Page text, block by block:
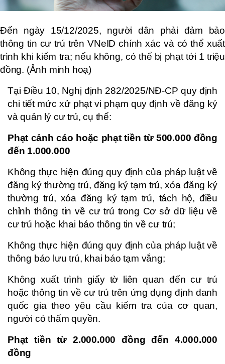
Đến ngày 15/12/2025, người dân phải đảm bảo
thông tin cư trú trên VNeID chính xác và có thể xuất
trình khi kiểm tra; nếu không, có thể bị phạt tới 1 triệu
đồng. (Ảnh minh hoạ)
Tại Điều 10, Nghị định 282/2025/NĐ-CP quy định
chi tiết mức xử phạt vi phạm quy định về đăng ký
và quản lý cư trú, cụ thể:
Phạt cảnh cáo hoặc phạt tiền từ 500.000 đồng
đến 1.000.000
Không thực hiện đúng quy định của pháp luật về
đăng ký thường trú, đăng ký tạm trú, xóa đăng ký
thường trú, xóa đăng ký tạm trú, tách hộ, điều
chỉnh thông tin về cư trú trong Cơ sở dữ liệu về
cư trú hoặc khai báo thông tin về cư trú;
Không thực hiện đúng quy định của pháp luật về
thông báo lưu trú, khai báo tạm vắng;
Không xuất trình giấy tờ liên quan đến cư trú
hoặc thông tin về cư trú trên ứng dụng định danh
quốc gia theo yêu cầu kiểm tra của cơ quan,
người có thẩm quyền.
Phạt tiền từ 2.000.000 đồng đến 4.000.000
đồng